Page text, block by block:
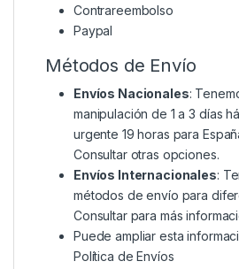
Contrareembolso
Paypal
Métodos de Envío
Envíos Nacionales:
manipulación de 1 a 3 días
urgente 19 horas para
Consultar otras opciones.
Envíos Internacionales:
métodos de envío para
Consultar para más
Puede ampliar esta
Política de Envíos